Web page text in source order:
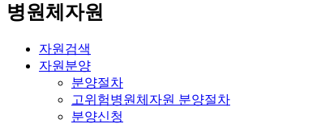
병원체자원
자원검색
자원분양
분양절차
고위험병원체자원 분양절차
분양신청